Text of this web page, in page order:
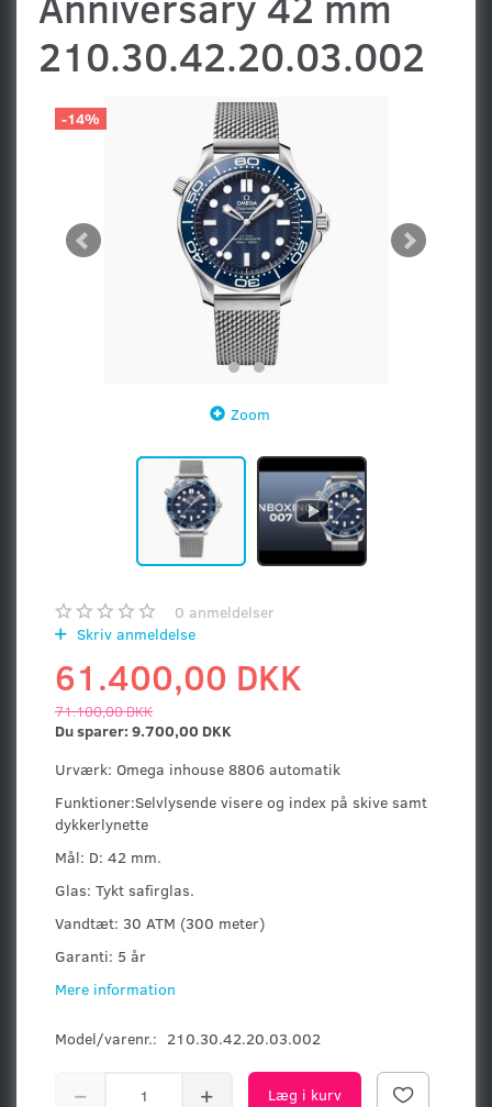
210.30.42.20.03.002
-14%
Zoom
0 anmeldelser
Skriv anmeldelse
61.400,00 DKK
71.100,00 DKK
Du sparer: 9.700,00 DKK
Urværk: Omega inhouse 8806 automatik
Funktioner:Selvlysende visere og index på skive samt
dykkerlynette
Mål: D: 42 mm.
Glas: Tykt safirglas.
Vandtæt: 30 ATM (300 meter)
Garanti: 5 år
Mere information
Model/varenr.: 210.30.42.20.03.002
Læg i kurv